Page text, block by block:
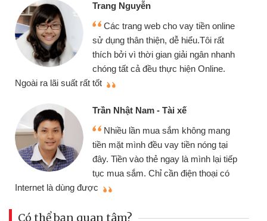
Trang Nguyễn
Các trang web cho vay tiền online
sử dụng thân thiện, dễ hiểu.Tôi rất
thích bởi vì thời gian giải ngân nhanh
chóng tất cả đều thực hiện Online.
Ngoài ra lãi suất rất tốt
Trần Nhật Nam - Tài xế
Nhiều lần mua sắm không mang
tiền mặt mình đều vay tiền nóng tại
đây. Tiền vào thẻ ngay là mình lại tiếp
tục mua sắm. Chỉ cần điện thoại có
Internet là dùng được
Có thể bạn quan tâm?